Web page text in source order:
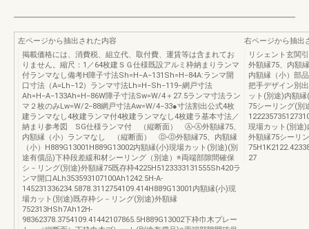
左ページから抽出された内容
掲載価格には、消費税、組立代、取付費、運賃等は含まれてお
りません。縮尺：1／64枚建ＳＧ仕様既設アルミ枠納まりランマ
付ランマなし備考H障子寸法Sh=H−A−131Sh=H−84A:ランマ開
口寸法（A=Lh−12）ランマ寸法Lh=H−Sh−119−網戸寸法
Ah=H−A−133Ah=H−86W障子寸法Sw=W/4＋27.5ランマ寸法ラン
マ２枚のみLw=W/2−88網戸寸法Aw=W/4−33●寸法割出公式4枚
建ランマなし4枚建ランマ付4枚建ランマなし4枚建ラ基本寸法／
納まり参考図 SG仕様ランマ付 （縦断面） Ⓐ-Ⓐ外額縁75、
内額縁（小）ランマなし （縦断面） Ⓓ-Ⓓ外額縁75、内額縁
（小）H889G13001H889G13002内額縁(小)現場カット(別途)(別
途有償品)下枠段差緩和材シーリング（別途）※両端部隙間確保
シ－リング(別途)外額縁75既存枠4225H5123333131555Sh420ラ
ンマ開口ALh353593107100Ah1242.5H-A-
145231336234.5878.3112754109.414H889G13001内額縁(小)現
場カット(別途)既存枠シ－リング(別途)外額縁
752313HSh7Ah12H-
98362378.3754109.41442107865.5H889G13002下枠巾木プレー
右ページから抽出
リシェント玄
外額縁75、内
内額縁（小）部
把手デザイン別
ット(別途)内額
75シーリング(別
現場カット(別途
外額縁75シーリ
27